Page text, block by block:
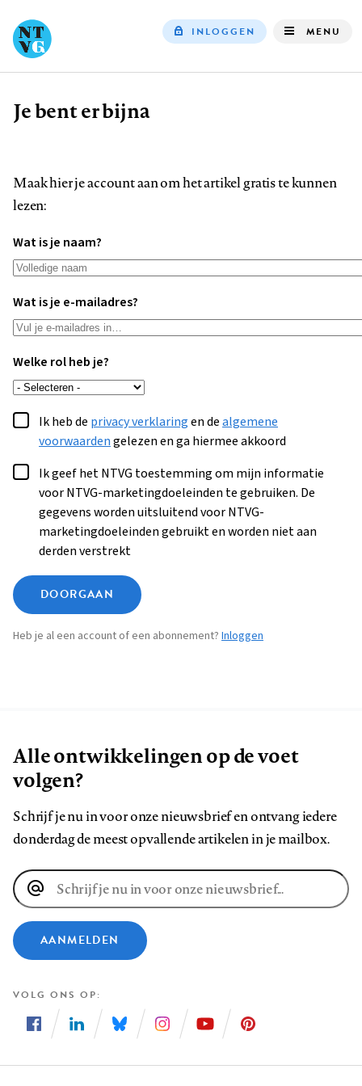
INLOGGEN MENU
Kruimelpad
Je bent er bijna
Maak hier je account aan om het artikel gratis te kunnen
lezen:
Wat is je naam?
Wat is je e-mailadres?
Welke rol heb je?
Ik heb de privacy verklaringen dealgemene
voorwaardengelezen en ga hiermee akkoord
Ik geef het NTVG toestemming om mijn informatie
voor NTVG-marketingdoeleinden te gebruiken. De
gegevens worden uitsluitend voor NTVG-
marketingdoeleinden gebruikt en worden niet aan
derden verstrekt
DOORGAAN
Heb je al een account of een abonnement? Inloggen
Alle ontwikkelingen op de voet
volgen?
Schrijf je nu in voor onze nieuwsbrief en ontvang iedere
donderdag de meest opvallende artikelen in je mailbox.
E-
mailadres
AANMELDEN
VOLG ONS OP
ons
ons
ons
ons
ons
ons